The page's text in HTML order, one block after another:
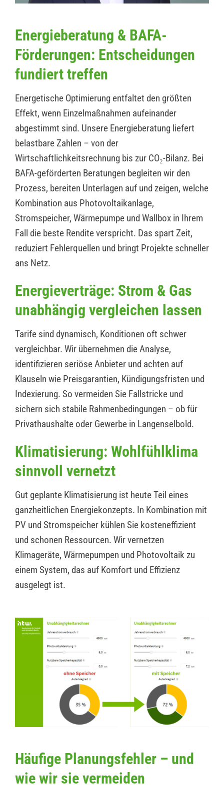
Energieberatung & BAFA-
Förderungen: Entscheidungen
fundiert treffen
Energetische Optimierung entfaltet den größten
Effekt, wenn Einzelmaßnahmen aufeinander
abgestimmt sind. Unsere Energieberatung liefert
belastbare Zahlen – von der
Wirtschaftlichkeitsrechnung bis zur CO₂-Bilanz. Bei
BAFA-geförderten Beratungen begleiten wir den
Prozess, bereiten Unterlagen auf und zeigen, welche
Kombination aus Photovoltaikanlage,
Stromspeicher, Wärmepumpe und Wallbox in Ihrem
Fall die beste Rendite verspricht. Das spart Zeit,
reduziert Fehlerquellen und bringt Projekte schneller
ans Netz.
Energieverträge: Strom & Gas
unabhängig vergleichen lassen
Tarife sind dynamisch, Konditionen oft schwer
vergleichbar. Wir übernehmen die Analyse,
identifizieren seriöse Anbieter und achten auf
Klauseln wie Preisgarantien, Kündigungsfristen und
Indexierung. So vermeiden Sie Fallstricke und
sichern sich stabile Rahmenbedingungen – ob für
Privathaushalte oder Gewerbe in Langenselbold.
Klimatisierung: Wohlfühlklima
sinnvoll vernetzt
Gut geplante Klimatisierung ist heute Teil eines
ganzheitlichen Energiekonzepts. In Kombination mit
PV und Stromspeicher kühlen Sie kosteneffizient
und schonen Ressourcen. Wir vernetzen
Klimageräte, Wärmepumpen und Photovoltaik zu
einem System, das auf Komfort und Effizienz
ausgelegt ist.
Häufige Planungsfehler – und
wie wir sie vermeiden